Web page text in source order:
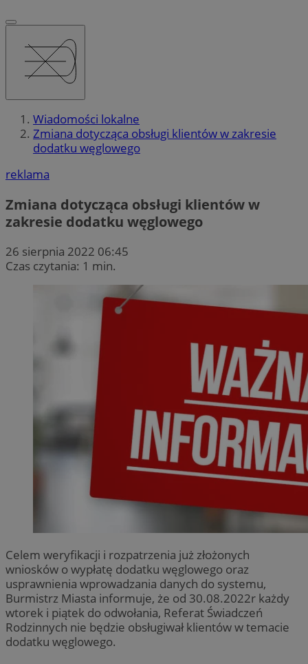
Wiadomości lokalne
Zmiana dotycząca obsługi klientów w zakresie
dodatku węglowego
reklama
Zmiana dotycząca obsługi klientów w
zakresie dodatku węglowego
26 sierpnia 2022 06:45
Czas czytania: 1 min.
Celem weryfikacji i rozpatrzenia już złożonych
wniosków o wypłatę dodatku węglowego oraz
usprawnienia wprowadzania danych do systemu,
Burmistrz Miasta informuje, że od 30.08.2022r każdy
wtorek i piątek do odwołania, Referat Świadczeń
Rodzinnych nie będzie obsługiwał klientów w temacie
dodatku węglowego.